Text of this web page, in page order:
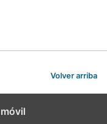
Volver arriba